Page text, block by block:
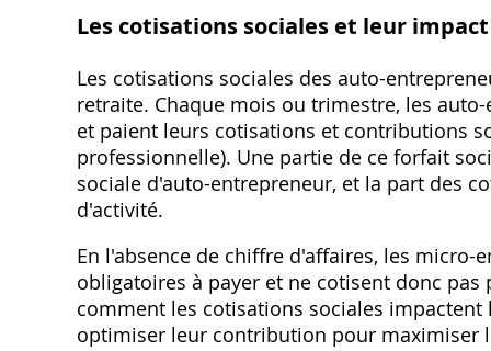
Les cotisations sociales et leur
Les cotisations sociales des auto-
retraite. Chaque mois ou trimestre‚ les
et paient leurs cotisations et contributions
professionnelle). Une partie de ce forfait
sociale d'auto-entrepreneur‚ et la part des
d'activité.
En l'absence de chiffre d'affaires‚ les
obligatoires à payer et ne cotisent donc
comment les cotisations sociales
optimiser leur contribution pour maximiser